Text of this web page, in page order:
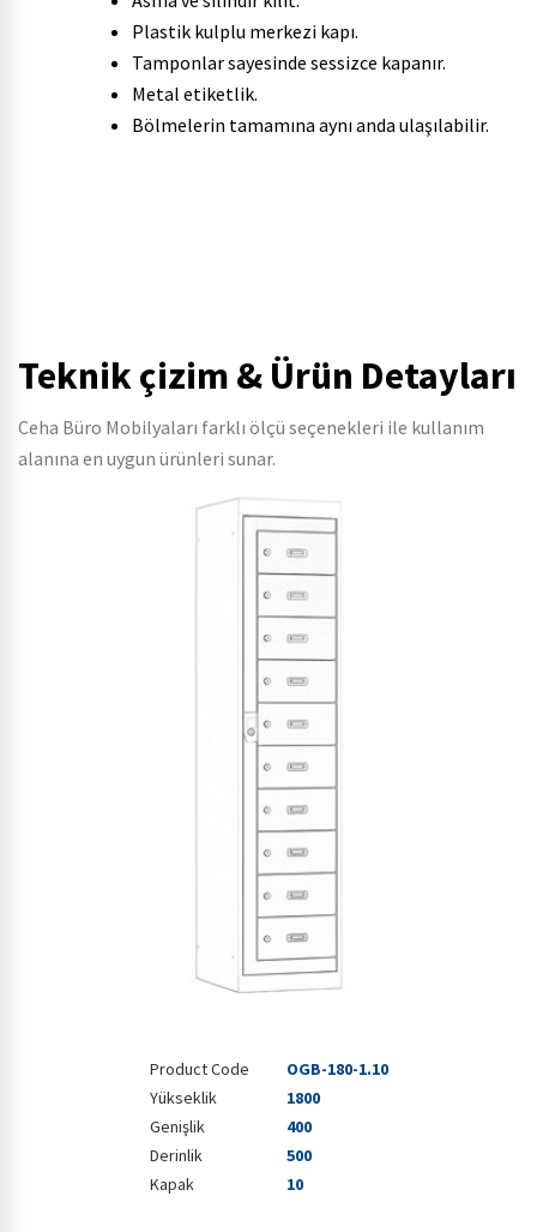
Plastik kulplu merkezi kapı.
Tamponlar sayesinde sessizce kapanır.
Metal etiketlik.
Bölmelerin tamamına aynı anda ulaşılabilir.
Teknik çizim & Ürün Detayları
Ceha Büro Mobilyaları farklı ölçü seçenekleri ile kullanım
alanına en uygun ürünleri sunar.
Product Code
OGB-180-1.10
Yükseklik
1800
Genişlik
400
Derinlik
500
Kapak
10